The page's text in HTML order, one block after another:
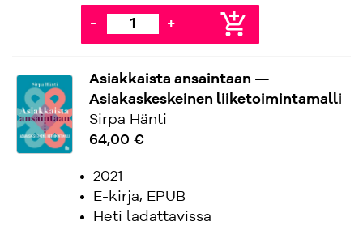
- + add_shopping_cart
Asiakkaista ansaintaan —
Asiakaskeskeinen liiketoimintamalli
Sirpa Hänti
64,00 €
2021
E-kirja, EPUB
Heti ladattavissa